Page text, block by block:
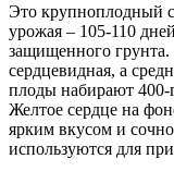
Это крупноплодный
урожая – 105-110
защищенного
сердцевидная, а
плоды набирают 400-
Желтое сердце на
ярким вкусом и
используются для